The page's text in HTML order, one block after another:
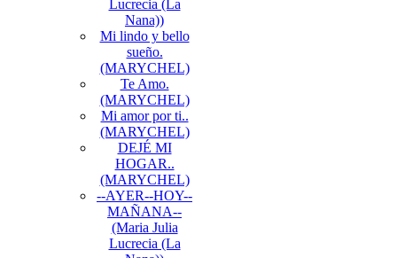
Lucrecia (La
Nana))
Mi lindo y bello
sueño.
(MARYCHEL)
Te Amo.
(MARYCHEL)
Mi amor por ti..
(MARYCHEL)
DEJÉ MI
HOGAR..
(MARYCHEL)
--AYER--HOY--
MAÑANA--
(Maria Julia
Lucrecia (La